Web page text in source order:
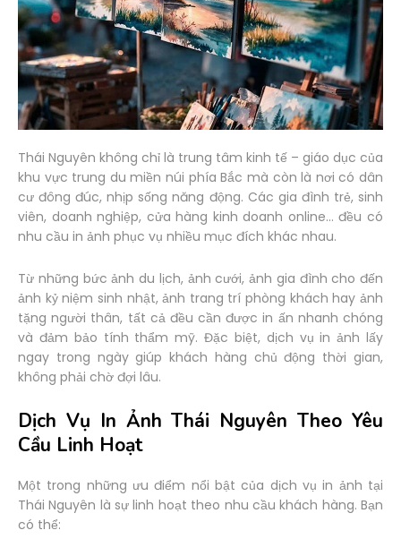
Thái Nguyên không chỉ là trung tâm kinh tế – giáo dục của
khu vực trung du miền núi phía Bắc mà còn là nơi có dân
cư đông đúc, nhịp sống năng động. Các gia đình trẻ, sinh
viên, doanh nghiệp, cửa hàng kinh doanh online… đều có
nhu cầu in ảnh phục vụ nhiều mục đích khác nhau.
Từ những bức ảnh du lịch, ảnh cưới, ảnh gia đình cho đến
ảnh kỷ niệm sinh nhật, ảnh trang trí phòng khách hay ảnh
tặng người thân, tất cả đều cần được in ấn nhanh chóng
và đảm bảo tính thẩm mỹ. Đặc biệt, dịch vụ in ảnh lấy
ngay trong ngày giúp khách hàng chủ động thời gian,
không phải chờ đợi lâu.
Dịch Vụ In Ảnh Thái Nguyên Theo Yêu
Cầu Linh Hoạt
Một trong những ưu điểm nổi bật của dịch vụ in ảnh tại
Thái Nguyên là sự linh hoạt theo nhu cầu khách hàng. Bạn
có thể: